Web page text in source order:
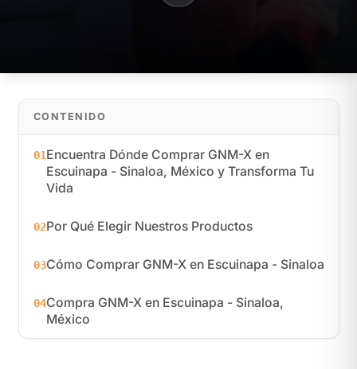
CONTENIDO
01Encuentra Dónde Comprar GNM-X en
Escuinapa - Sinaloa, México y Transforma Tu
Vida
02Por Qué Elegir Nuestros Productos
03Cómo Comprar GNM-X en Escuinapa - Sinaloa
04Compra GNM-X en Escuinapa - Sinaloa,
México